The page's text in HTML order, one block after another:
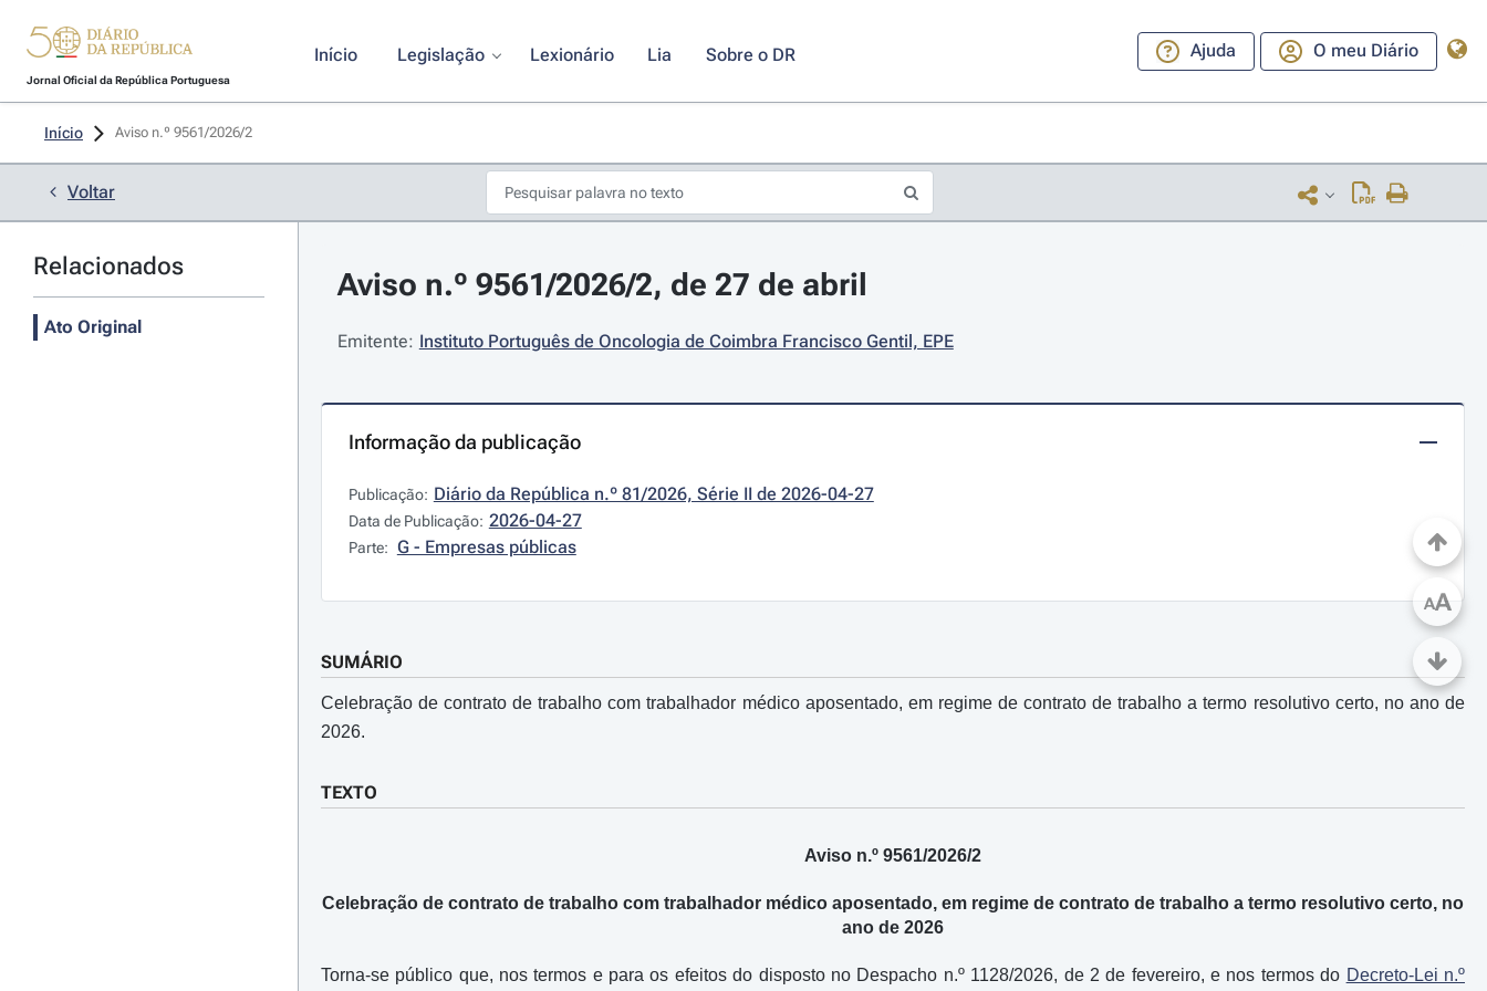
Jornal Oficial da República Portuguesa
Início Legislação Lexionário Lia Sobre o DR Ajuda O meu Diário
Início Aviso n.º 9561/2026/2
Voltar
Relacionados
Ato Original
Aviso n.º 9561/2026/2, de 27 de abril
Emitente: Instituto Português de Oncologia de Coimbra Francisco Gentil, EPE
Informação da publicação
Publicação: Diário da República n.º 81/2026, Série II de 2026-04-27
Data de Publicação: 2026-04-27
Parte: G - Empresas públicas
SUMÁRIO
Celebração de contrato de trabalho com trabalhador médico aposentado, em regime de contrato de trabalho a termo resolutivo certo, no ano de
2026.
TEXTO
Aviso n.º 9561/2026/2
Celebração de contrato de trabalho com trabalhador médico aposentado, em regime de contrato de trabalho a termo resolutivo certo, no
ano de 2026
Torna-se público que, nos termos e para os efeitos do disposto no Despacho n.º 1128/2026, de 2 de fevereiro, e nos termos do Decreto-Lei n.º
AA